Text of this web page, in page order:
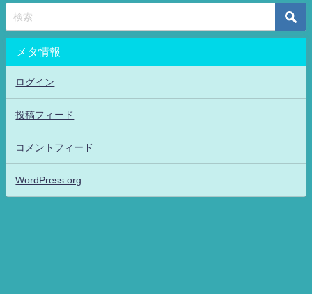
メタ情報
ログイン
投稿フィード
コメントフィード
WordPress.org